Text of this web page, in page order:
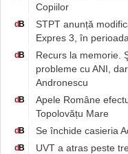
Copiilor
dB
STPT anunță
Expres 3, în
dB
Recurs la memorie.
probleme cu ANI,
Andronescu
dB
Apele Române
Topolovățu Mare
dB Se închide casieria
dB
UVT a atras peste